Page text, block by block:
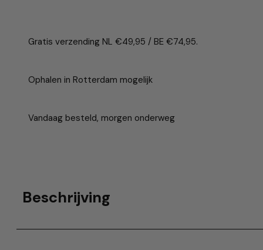
Gratis verzending NL €49,95 / BE €74,95.
Ophalen in Rotterdam mogelijk
Vandaag besteld, morgen onderweg
Beschrijving